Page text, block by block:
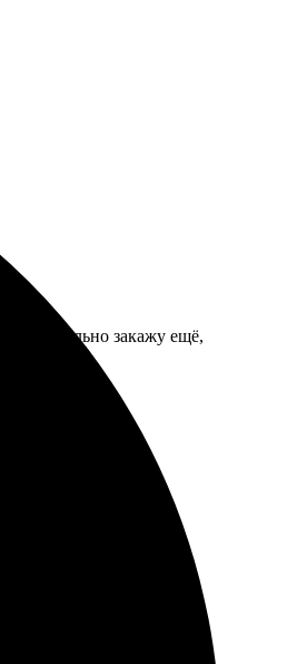
Обязательно закажу ещё,
в срок, результат -